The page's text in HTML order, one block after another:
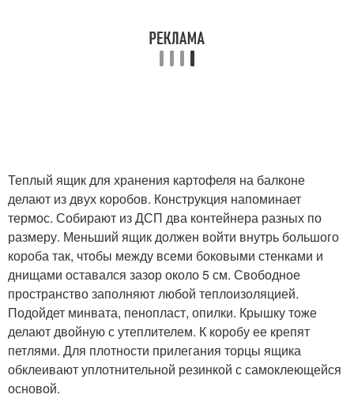
Теплый ящик для хранения картофеля на балконе
делают из двух коробов. Конструкция напоминает
термос. Собирают из ДСП два контейнера разных по
размеру. Меньший ящик должен войти внутрь большого
короба так, чтобы между всеми боковыми стенками и
днищами оставался зазор около 5 см. Свободное
пространство заполняют любой теплоизоляцией.
Подойдет минвата, пенопласт, опилки. Крышку тоже
делают двойную с утеплителем. К коробу ее крепят
петлями. Для плотности прилегания торцы ящика
обклеивают уплотнительной резинкой с самоклеющейся
основой.